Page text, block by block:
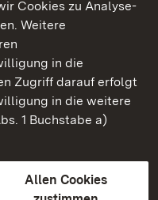
Cookies zu Analyse-
Weitere
in die
Zugriff darauf erfolgt
in die weitere
1 Buchstabe a)
Allen Cookies
Baden-Württemberg